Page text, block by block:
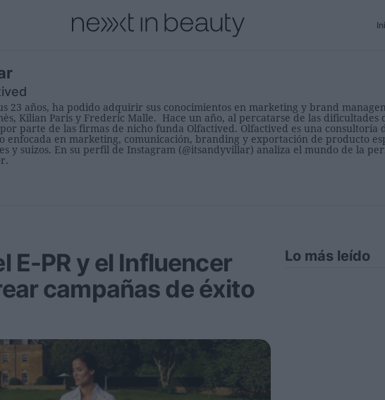
23 años, ha podido adquirir sus conocimientos en marketing y brand
Kilian Paris y Frederic Malle. Hace un año, al percatarse de las dificultades
parte de las firmas de nicho funda Olfactived.Olfactived es una consultoría
enfocada en marketing, comunicación, branding y exportación de producto
y suizos. En su perfil de Instagram (@itsandyvillar) analiza el mundo de la
E-PR y el Influencer
campañas de éxito
Lo más leído